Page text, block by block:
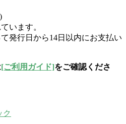
います。
発行日から14日以内にお支払い
[ご利用ガイド]をご確認くださ